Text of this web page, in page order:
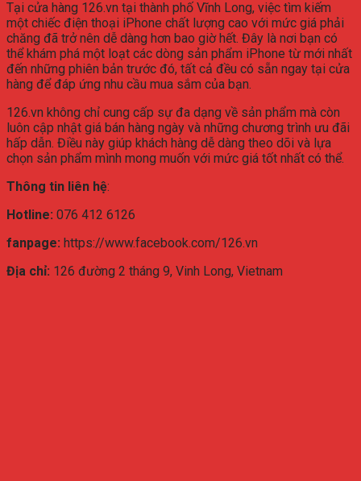
Tại cửa hàng 126.vn tại thành phố Vĩnh Long, việc tìm kiếm
một chiếc điện thoại iPhone chất lượng cao với mức giá phải
chăng đã trở nên dễ dàng hơn bao giờ hết. Đây là nơi bạn có
thể khám phá một loạt các dòng sản phẩm iPhone từ mới nhất
đến những phiên bản trước đó, tất cả đều có sẵn ngay tại cửa
hàng để đáp ứng nhu cầu mua sắm của bạn.
126.vn không chỉ cung cấp sự đa dạng về sản phẩm mà còn
luôn cập nhật giá bán hàng ngày và những chương trình ưu đãi
hấp dẫn. Điều này giúp khách hàng dễ dàng theo dõi và lựa
chọn sản phẩm mình mong muốn với mức giá tốt nhất có thể.
Thông tin liên hệ:
Hotline: 076 412 6126
fanpage: https://www.facebook.com/126.vn
Địa chỉ: 126 đường 2 tháng 9, Vinh Long, Vietnam